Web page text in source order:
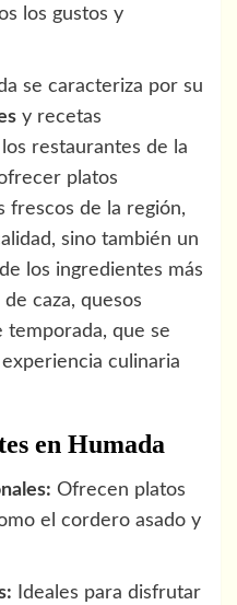
los gustos y
se caracteriza por su
y recetas
restaurantes de la
platos
frescos de la región,
sino también un
los ingredientes más
caza, quesos
temporada, que se
culinaria
en Humada
Ofrecen platos
el cordero asado y
Ideales para disfrutar